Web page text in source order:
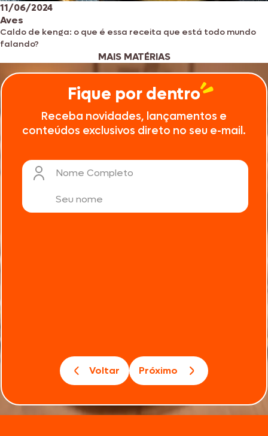
11/06/2024
Aves
Caldo de kenga: o que é essa receita que está todo mundo
falando?
MAIS MATÉRIAS
Fique por dentro
Receba novidades, lançamentos e
conteúdos exclusivos direto no seu e-mail.
Nome Completo
Voltar Próximo